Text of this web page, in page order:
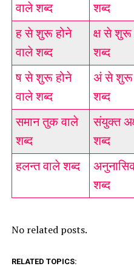
वाले शब्द
शब्द
ह से शुरू होने
वाले शब्द
क्ष से शुरू
शब्द
ष से शुरू होने
वाले शब्द
अं से शुरू
शब्द
समान तुक वाले
शब्द
संयुक्त
शब्द
हलन्त वाले शब्द
शब्द
No related posts.
RELATED TOPICS: